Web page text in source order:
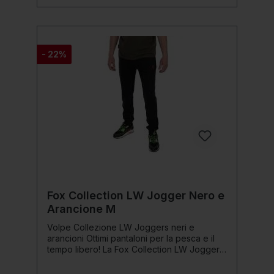
pantaloni offrono spazio anche per piccoli
garantiscono una vestibilità ottimale e
mantengono i pantaloni a posto. Realizzati in
85% cotone e 15% viscosa, i pantaloni
hanno un tessuto da 240 g/m² che li rende
resistenti e confortevoli allo stesso tempo.
Ordina subito la Fox Collection LW Jogger
Green Black e diventa il trendsetter nella tua
città! Dettagli del prodotto: Pantaloni da
jogging verde chiaro mélange Logo
stampato volpe nera Cintura con loghi ed
elastico interno Coulisse sigillata in silicone
Con tasche frontali con cerniera Polsini alla
- 22%
Fox Collection LW Jogger Nero e
Arancione M
Volpe Collezione LW Joggers neri e
arancioni Ottimi pantaloni per la pesca e il
tempo libero! La Fox Collection LW Jogger